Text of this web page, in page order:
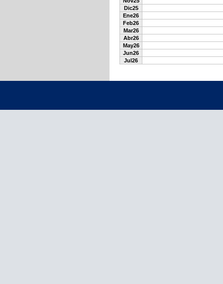
Dic25
Ene26
Feb26
Mar26
Abr26
May26
Jun26
Jul26